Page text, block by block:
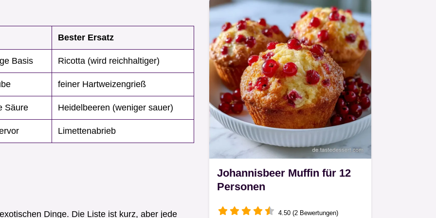
Bester Ersatz
Basis Ricotta (wird reichhaltiger)
feiner Hartweizengrieß
Säure Heidelbeeren (weniger sauer)
Limettenabrieb
Dinge. Die Liste ist kurz, aber jede
Johannisbeer Muffin für 12
Personen
4.50 (2 Bewertungen)